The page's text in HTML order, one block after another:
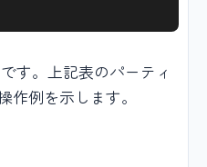
す。上記表のパーティ
作例を示します。